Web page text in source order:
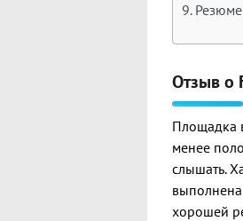
Отзыв о
Площадка
менее
слышать.
хорошей